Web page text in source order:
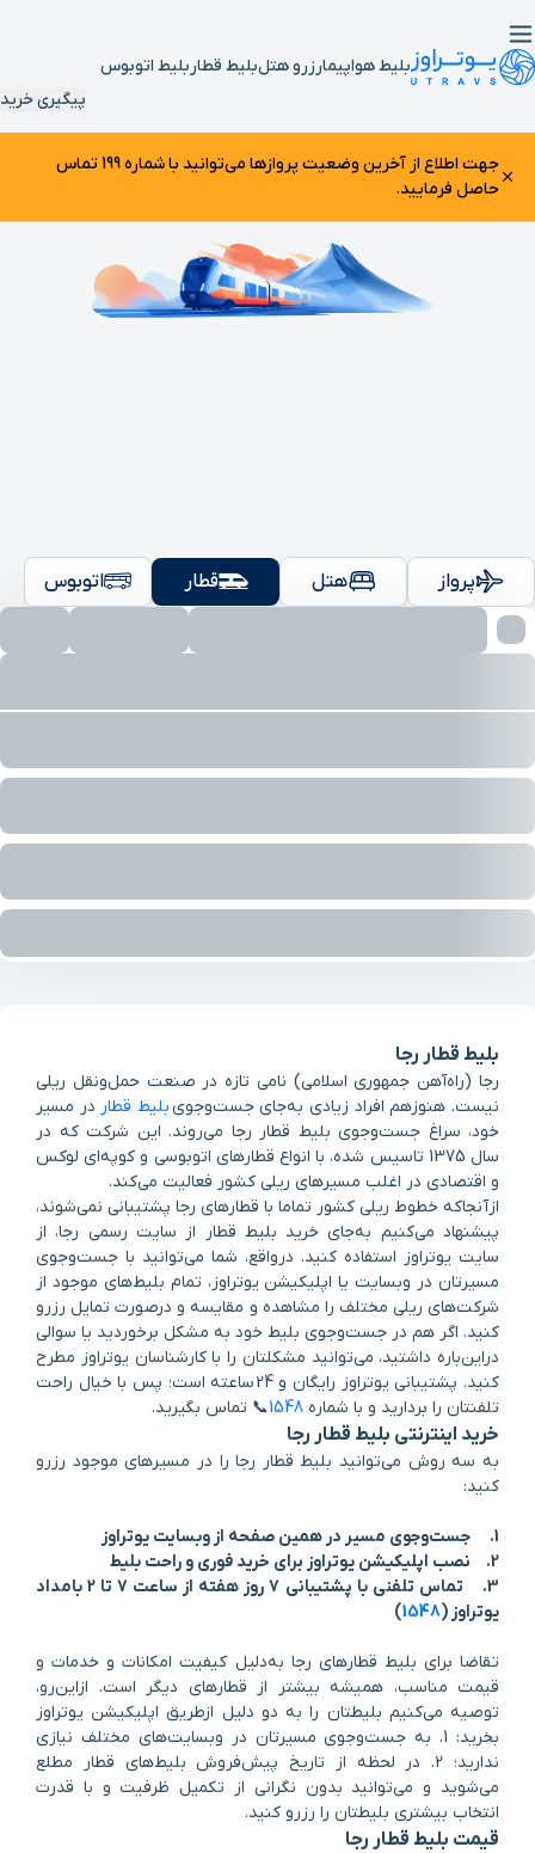
بلیط هواپیمارزرو هتلبلیط قطار بلیط اتوبوس
پیگیری خرید
جهت اطلاع از آخرین وضعیت پرواز‌ها می‌توانید با شماره 199 تماس
حاصل فرمایید.
پرواز هتل قطار اتوبوس
بلیط قطار رجا
رجا (راه‌آهن جمهوری اسلامی) نامی تازه در صنعت حمل‌ونقل ریلی
نیست. هنوز‌هم افراد زیادی به‌جای جست‌وجوی بلیط قطار در مسیر
خود، سراغ جست‌وجوی بلیط قطار رجا می‌روند. این شرکت که در
سال 1375 تاسیس شده، با انواع قطارهای اتوبوسی و کوپه‌ای لوکس
و اقتصادی در اغلب مسیرهای ریلی کشور فعالیت می‌کند.
ازآنجاکه خطوط ریلی کشور تماما با قطارهای رجا پشتیبانی نمی‌شوند،
پیشنهاد می‌کنیم به‌جای خرید بلیط قطار از سایت رسمی رجا، از
سایت یوتراوز استفاده کنید. در‌واقع، شما می‌توانید با جست‌وجوی
مسیرتان در وبسایت یا اپلیکیشن یوتراوز، تمام بلیط‌های موجود از
شرکت‌های ریلی مختلف را مشاهده و مقایسه و در‌صورت تمایل رزرو
کنید. اگر هم در جست‌وجوی بلیط‌ خود به مشکل برخوردید یا سوالی
در‌این‌باره داشتید، می‌توانید مشکلتان را با کارشناسان یوتراوز مطرح
کنید. پشتیبانی یوتراوز رایگان و 24ساعته است؛ پس با خیال راحت
تلفنتان را بردارید و با شماره 1548📞 تماس بگیرید.
خرید اینترنتی بلیط قطار رجا
به سه روش می‌توانید بلیط قطار رجا را در مسیرهای موجود رزرو
کنید:
1. جست‌وجوی مسیر در همین صفحه از وبسایت یوتراوز
2. نصب اپلیکیشن یوتراوز برای خرید فوری و راحت بلیط
3. تماس تلفنی با پشتیبانی 7 روز هفته از ساعت 7 تا 2 بامداد
یوتراوز (1548
)
تقاضا برای بلیط قطارهای رجا به‌دلیل کیفیت امکانات و خدمات و
قیمت مناسب، همیشه بیشتر از قطارهای دیگر است. ازاین‌رو،
توصیه می‌کنیم بلیطتان را به دو دلیل ازطریق اپلیکیشن یوتراوز
بخرید: 1. به جست‌وجوی مسیرتان در وبسایت‌های مختلف نیازی
ندارید؛ 2. در لحظه از تاریخ پیش‌فروش بلیط‌های قطار مطلع
می‌شوید و می‌توانید بدون نگرانی از تکمیل ظرفیت و با قدرت
انتخاب بیشتری بلیطتان را رزرو کنید.
قیمت بلیط قطار رجا